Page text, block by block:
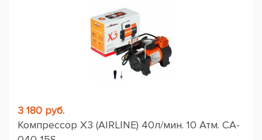
3 180 руб.
Компрессор X3 (AIRLINE) 40л/мин. 10 Атм. CA-